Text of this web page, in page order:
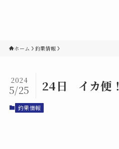
ホーム 釣果情報
24日 イカ便！
2024
5/25
釣果情報